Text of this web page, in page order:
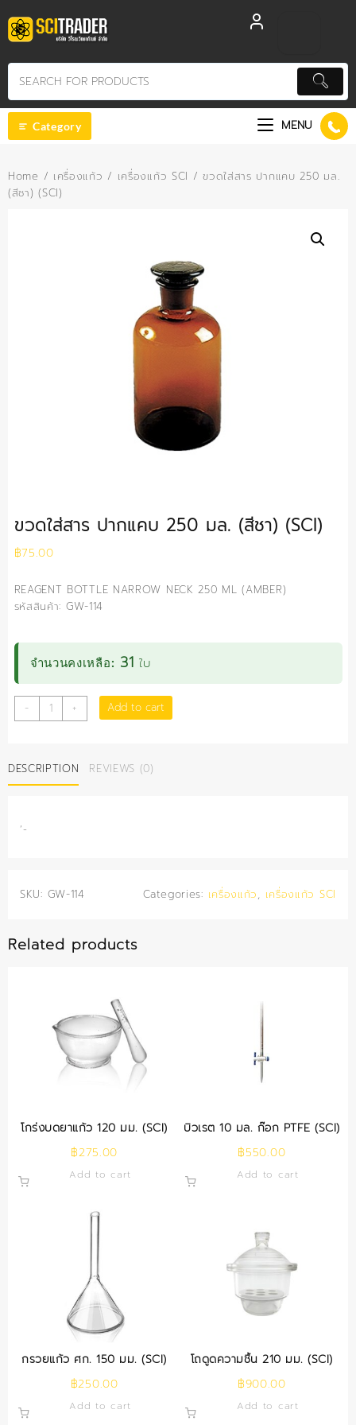
to
content
Category MENU
Home / เครื่องแก้ว / เครื่องแก้ว SCI / ขวดใส่สาร ปากแคบ 250 มล.
(สีชา) (SCI)
ขวดใส่สาร ปากแคบ 250 มล. (สีชา) (SCI)
฿75.00
REAGENT BOTTLE NARROW NECK 250 ML (AMBER)
รหัสสินค้า: GW-114
จำนวนคงเหลือ: 31 ใบ
-
ขวด
ใส่
แคบ
250
+ Add to cart
DESCRIPTION REVIEWS (0)
‘-
SKU: GW-114 Categories: เครื่องแก้ว, เครื่องแก้ว SCI
Related products
โกร่งบดยาแก้ว 120 มม. (SCI)
฿275.00
Add to cart
บิวเรต 10 มล. ก๊อก PTFE (SCI)
฿550.00
Add to cart
กรวยแก้ว ศก. 150 มม. (SCI)
฿250.00
Add to cart
โถดูดความชื้น 210 มม. (SCI)
฿900.00
Add to cart